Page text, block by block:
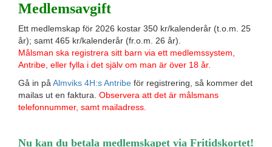
Medlemsavgift
Ett medlemskap för 2026 kostar 350 kr/kalenderår (t.o.m. 25
år); samt 465 kr/kalenderår (fr.o.m. 26 år).
Målsman ska registrera sitt barn via ett medlemssystem,
Antribe, eller fylla i det själv om man är över 18 år.
Gå in på Almviks 4H:s Antribe för registrering, så kommer det
mailas ut en faktura. Observera att det är målsmans
telefonnummer, samt mailadress.
Nu kan du betala medlemskapet via Fritidskortet!